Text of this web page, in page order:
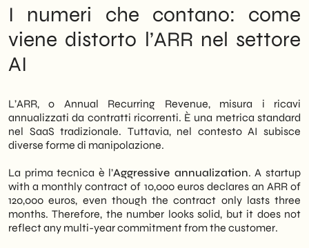
metrics with a critical eye and protecting
your business decisions.
I numeri che contano: come
viene distorto l’ARR nel settore
AI
L’ARR, o Annual Recurring Revenue, misura i ricavi
annualizzati da contratti ricorrenti. È una metrica standard
nel SaaS tradizionale. Tuttavia, nel contesto AI subisce
diverse forme di manipolazione.
La prima tecnica è l’Aggressive annualization. A startup
with a monthly contract of 10,000 euros declares an ARR of
120,000 euros, even though the contract only lasts three
months. Therefore, the number looks solid, but it does not
reflect any multi-year commitment from the customer.